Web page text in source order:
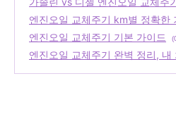
엔진오일 교체주기 km별 정확한
엔진오일 교체주기 기본 가이드
엔진오일 교체주기 완벽 정리, 내